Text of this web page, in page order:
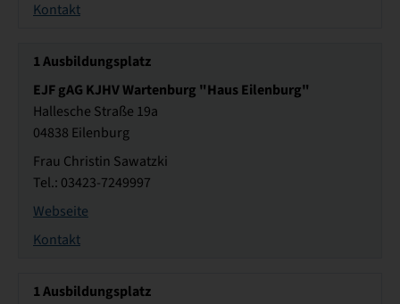
Kontakt
1Ausbildungsplatz
EJF gAG KJHV Wartenburg "Haus Eilenburg"
Hallesche Straße 19a
04838 Eilenburg
Frau Christin Sawatzki
Tel.: 03423-7249997
Webseite
Kontakt
1Ausbildungsplatz